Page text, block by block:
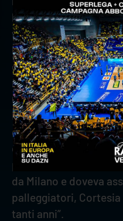
lavorare a livello
vantaggio sì, ma
hanno diversi ruoli
giocatori in italiani e
non bravi. Squadre
Civitanova, tutti
Non è questo il
contenti del reparto
come si allenano, ma
più. Zingel sta
da Milano e doveva
palleggiatori,
tanti anni”.